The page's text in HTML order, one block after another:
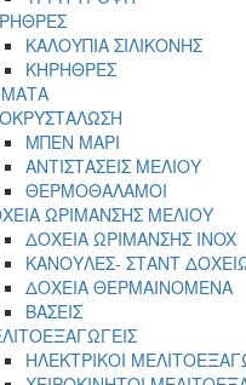
ΚΑΛΟΥΠΙΑ ΣΙΛΙΚΟΝΗΣ
ΚΗΡΗΘΡΕΣ
ΜΠΕΝ ΜΑΡΙ
ΑΝΤΙΣΤΑΣΕΙΣ ΜΕΛΙΟΥ
ΘΕΡΜΟΘΑΛΑΜΟΙ
ΩΡΙΜΑΝΣΗΣ ΜΕΛΙΟΥ
ΔΟΧΕΙΑ ΩΡΙΜΑΝΣΗΣ INOX
ΚΑΝΟΥΛΕΣ- ΣΤΑΝΤ
ΔΟΧΕΙΑ ΘΕΡΜΑΙΝΟΜΕΝΑ
ΒΑΣΕΙΣ
ΗΛΕΚΤΡΙΚΟΙ